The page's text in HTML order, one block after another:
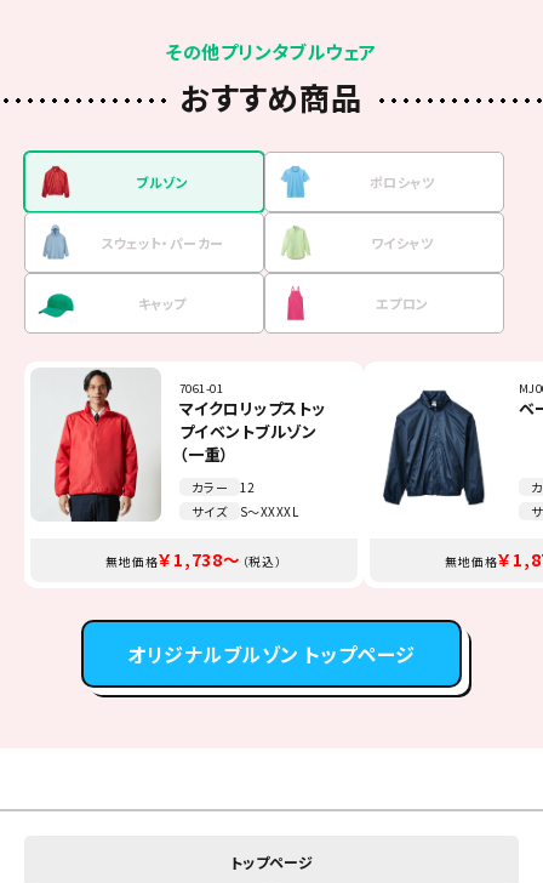
その他プリンタブルウェア
おすすめ商品
ブルゾン ポロシャツ
スウェット・ パーカー ワイシャツ
キャップ エプロン
7061-01
マイクロリップストッ
プイベントブルゾン
（一重）
カラー
12
サイズ
S～XXXXL
無地価格￥1,738～ （税込）
ベ
無地価格￥
オリジナルブルゾン トップページ
00141-NVP
5.8オンスT／Cポロシ
ャツ（ポケット無し）
カラー
11
サイズ
SS～5L
無地価格￥1,100～ （税込） 無地価格￥
00216-MLH
8.4オンス フーデッ
ドライトパーカー
カラー
16
サイズ
100～2XL
無地価格￥2,035～ （税込） 無地価格￥
FB4510U
オックスフォード長袖
シャツ
カラー
13
サイズ
SS～4L
無地価格￥3,245～ （税込）
オ
無地価格￥
00700-EVM
イベントメッシュキャ
ップ
カラー
51
サイズ
F～JL
無地価格￥308～（税込）
リ
無地価格￥
TCA-014
Beeエプロン
カラー
7
サイズ
F
無地価格￥1,375～ （税込）
ミ
無地価格￥
トップページ